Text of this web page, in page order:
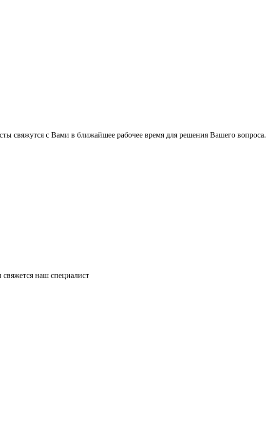
свяжутся с Вами в ближайшее рабочее время для решения Вашего вопроса.
наш специалист